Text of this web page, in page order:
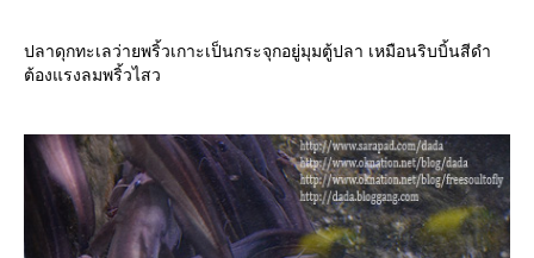
ปลาดุกทะเลว่ายพริ้วเกาะเป็นกระจุกอยู่มุมตู้ปลา เหมือนริบบิ้นสีดำ
ต้องแรงลมพริ้วไสว